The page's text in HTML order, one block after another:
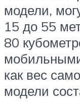
модели,
15 до 55
80
как вес
модели